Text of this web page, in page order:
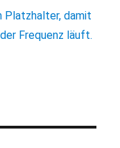
Platzhalter, damit
Frequenz läuft.